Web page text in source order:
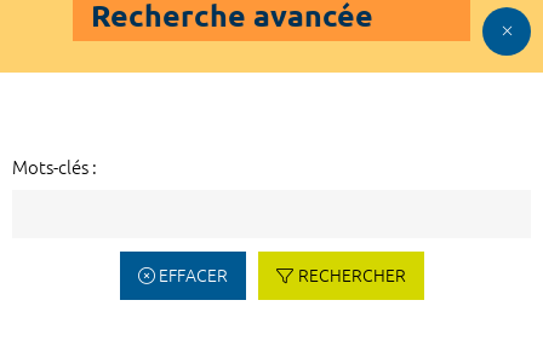
Recherche avancée
Mots-clés :
EFFACER RECHERCHER